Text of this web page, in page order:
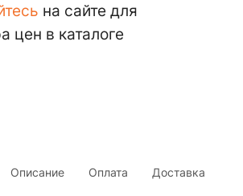
на сайте для
цен в каталоге
Описание Оплата Доставка